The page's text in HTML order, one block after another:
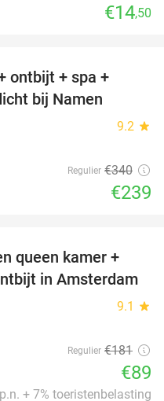
€14,50
ontbijt + spa +
bij Namen
9.2 star
Regulier €340
€239
51%
queen kamer +
in Amsterdam
9.1 star
Regulier €181
€89
+ 7% toeristenbelasting